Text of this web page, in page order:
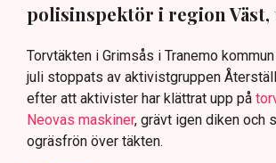
polisinspektör i region Väst,
Torvtäkten i Grimsås i Tranemo
juli stoppats av aktivistgruppen
efter att aktivister har klättrat upp på
Neovas maskiner, grävt igen diken och
ogräsfrön över täkten.